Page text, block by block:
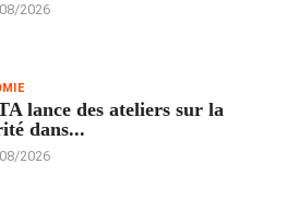
2026
lance des ateliers sur la
dans...
2026